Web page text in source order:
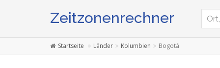
Zeitzonenrechner
Startseite Länder Kolumbien Bogotá